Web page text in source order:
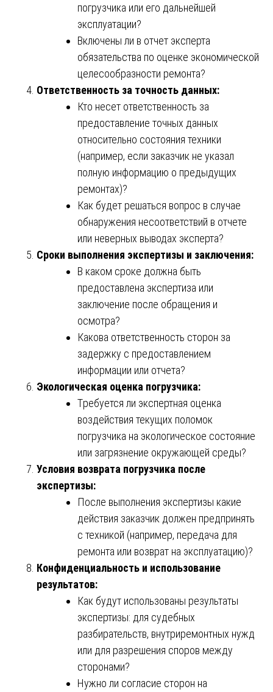
погрузчика или его дальнейшей
эксплуатации?
Включены ли в отчет эксперта
обязательства по оценке экономической
целесообразности ремонта?
Ответственность за точность данных:
Кто несет ответственность за
предоставление точных данных
относительно состояния техники
(например, если заказчик не указал
полную информацию о предыдущих
ремонтах)?
Как будет решаться вопрос в случае
обнаружения несоответствий в отчете
или неверных выводах эксперта?
Сроки выполнения экспертизы и заключения:
В каком сроке должна быть
предоставлена экспертиза или
заключение после обращения и
осмотра?
Какова ответственность сторон за
задержку с предоставлением
информации или отчета?
Экологическая оценка погрузчика:
Требуется ли экспертная оценка
воздействия текущих поломок
погрузчика на экологическое состояние
или загрязнение окружающей среды?
Условия возврата погрузчика после
экспертизы:
После выполнения экспертизы какие
действия заказчик должен предпринять
с техникой (например, передача для
ремонта или возврат на эксплуатацию)?
Конфиденциальность и использование
результатов:
Как будут использованы результаты
экспертизы: для судебных
разбирательств, внутриремонтных нужд
или для разрешения споров между
сторонами?
Нужно ли согласие сторон на